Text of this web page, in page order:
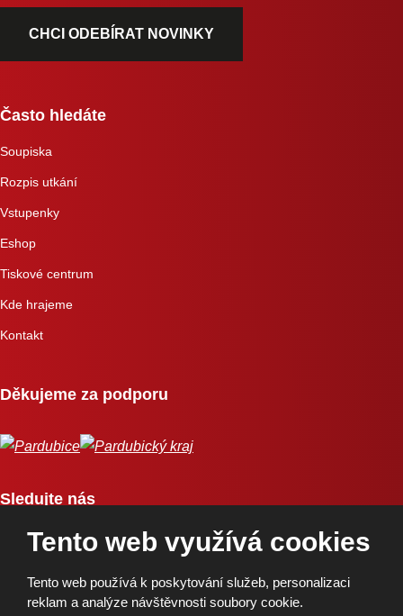
CHCI ODEBÍRAT NOVINKY
Často hledáte
Soupiska
Rozpis utkání
Vstupenky
Eshop
Tiskové centrum
Kde hrajeme
Kontakt
Děkujeme za podporu
Sledujte nás
Tento web využívá cookies
Tento web používá k poskytování služeb, personalizaci
reklam a analýze návštěvnosti soubory cookie.